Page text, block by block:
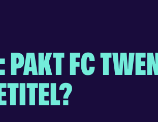
PAKT FC